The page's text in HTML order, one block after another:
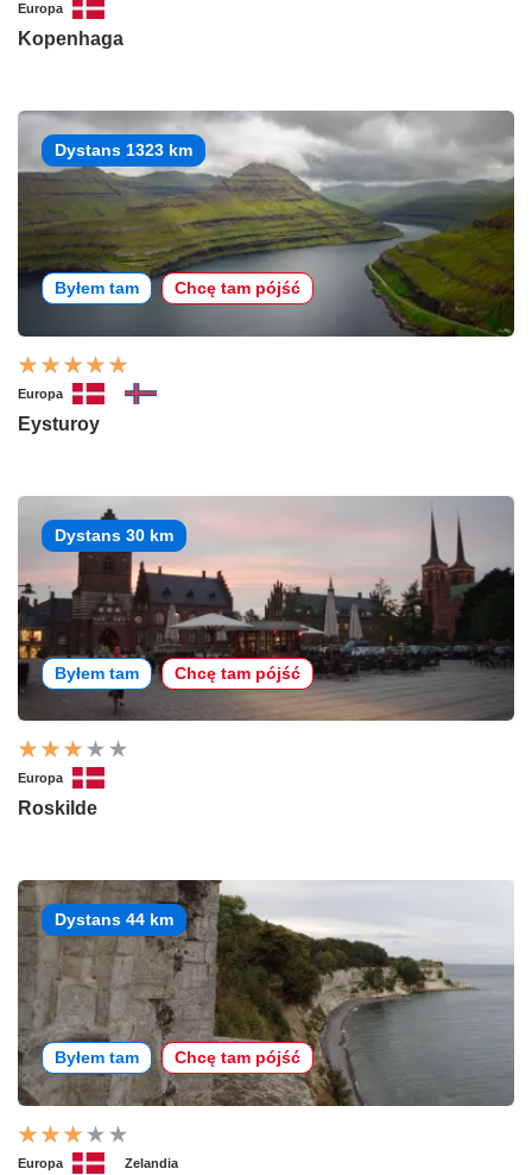
Europa
Kopenhaga
Dystans 1323 km
Byłem tam Chcę tam pójść
Europa
Eysturoy
Dystans 30 km
Byłem tam Chcę tam pójść
Europa
Roskilde
Dystans 44 km
Byłem tam Chcę tam pójść
Europa Zelandia